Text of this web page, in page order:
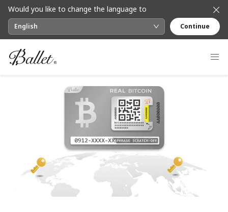
Would you like to change the language to
English Continue